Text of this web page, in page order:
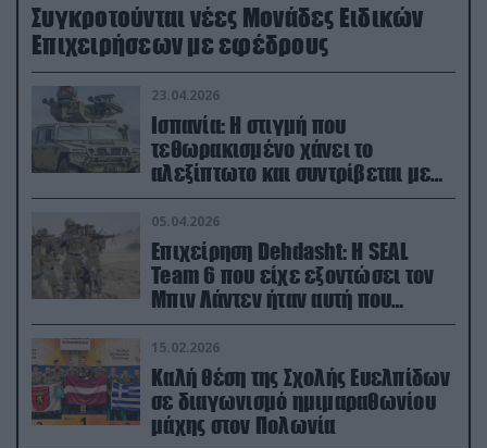
Συγκροτούνται νέες Μονάδες Ειδικών
Επιχειρήσεων με εφέδρους
23.04.2026
Ισπανία: Η στιγμή που
τεθωρακισμένο χάνει το
αλεξίπτωτο και συντρίβεται με
ορμή στο έδαφος (βίντεο)
05.04.2026
Επιχείρηση Dehdasht: Η SEAL
Team 6 που είχε εξοντώσει τον
Μπιν Λάντεν ήταν αυτή που
διέσωσε τον πιλότο του F-15
15.02.2026
Καλή θέση της Σχολής Ευελπίδων
σε διαγωνισμό ημιμαραθωνίου
μάχης στον Πολωνία